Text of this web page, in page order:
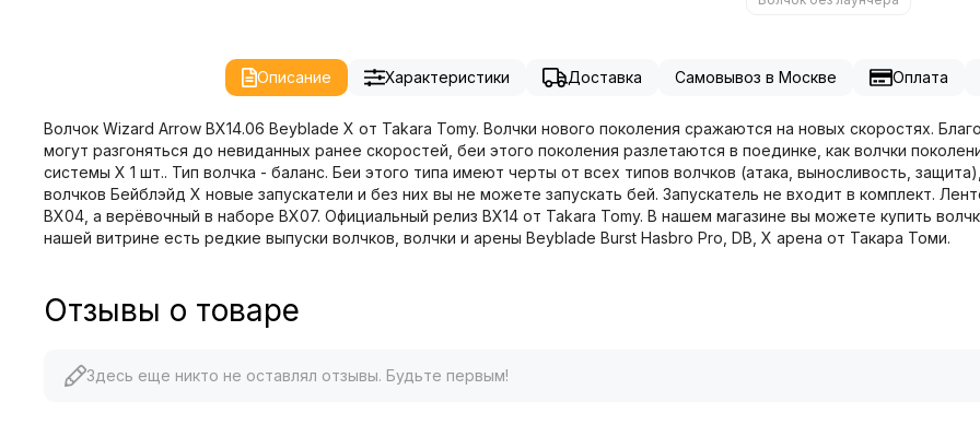
Описание Характеристики Доставка Самовывоз в Москве Оплата
Волчок Wizard Arrow BX14.06 Beyblade X от Takara Tomy. Волчки нового поколения сражаются на новых скоростях.
могут разгоняться до невиданных ранее скоростей, беи этого поколения разлетаются в поединке, как волчки
системы X 1 шт.. Тип волчка - баланс. Беи этого типа имеют черты от всех типов волчков (атака, выносливость,
волчков Бейблэйд X новые запускатели и без них вы не можете запускать бей. Запускатель не входит в комплект.
BX04, а верёвочный в наборе BX07. Официальный релиз BX14 от Takara Tomy. В нашем магазине вы можете купить
нашей витрине есть редкие выпуски волчков, волчки и арены Beyblade Burst Hasbro Pro, DB, X арена от Такара Томи.
Отзывы о товаре
Здесь еще никто не оставлял отзывы. Будьте первым!